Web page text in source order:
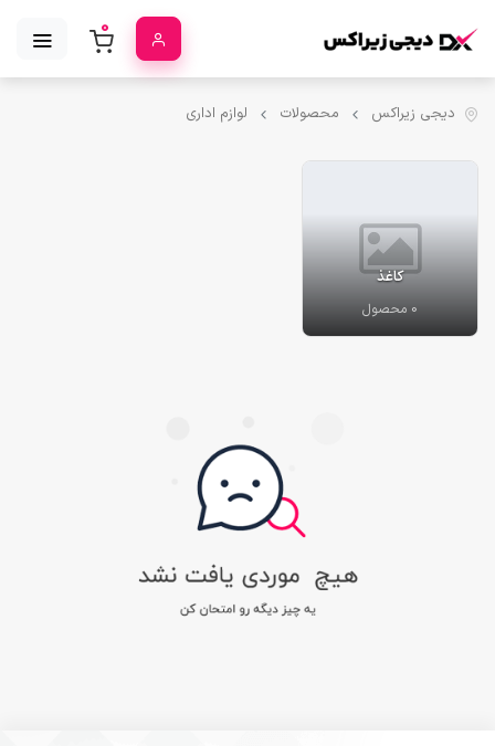
0
دیجی زیراکس محصولات لوازم اداری
0 محصول
کاغذ